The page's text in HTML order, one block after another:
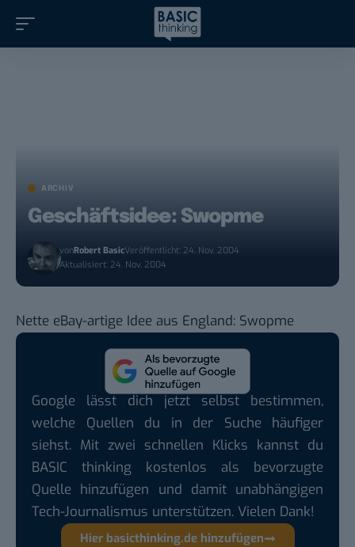
ARCHIV
Geschäftsidee: Swopme
vonRobert BasicVeröffentlicht: 24. Nov. 2004
Aktualisiert: 24. Nov. 2004
Nette eBay-artige Idee aus England: Swopme
Google lässt dich jetzt selbst bestimmen,
welche Quellen du in der Suche häufiger
siehst. Mit zwei schnellen Klicks kannst du
BASIC thinking kostenlos als bevorzugte
Quelle hinzufügen und damit unabhängigen
Tech-Journalismus unterstützen. Vielen Dank!
Hier basicthinking.de hinzufügen